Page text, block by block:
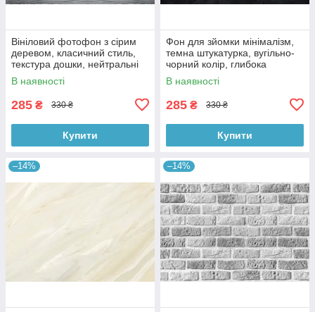
Вініловий фотофон з сірим
деревом, класичний стиль,
текстура дошки, нейтральні
відтінки, 90×60 см, №56013
В наявності
285 ₴ 330 ₴
Купити
Фон для зйомки мінімалізм,
темна штукатурка, вугільно-
чорний колір, глибока
фактура, 90×60 см, №56014
В наявності
285 ₴ 330 ₴
Купити
–14% –14%